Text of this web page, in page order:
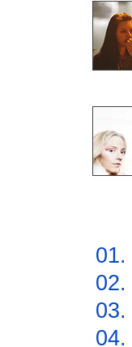
01.
02.
03.
04.